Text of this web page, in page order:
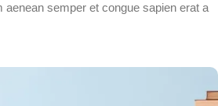
aenean semper et congue sapien erat a